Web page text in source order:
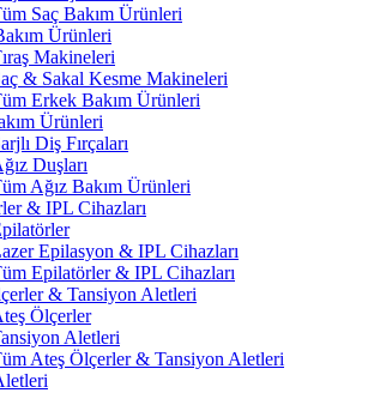
Saç Bakım Ürünleri
Ürünleri
Makineleri
& Sakal Kesme Makineleri
Erkek Bakım Ürünleri
Ürünleri
Diş Fırçaları
Duşları
Ağız Bakım Ürünleri
& IPL Cihazları
Epilasyon & IPL Cihazları
Epilatörler & IPL Cihazları
& Tansiyon Aletleri
Ölçerler
Aletleri
Ateş Ölçerler & Tansiyon Aletleri